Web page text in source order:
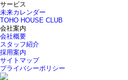
サービス
未来カレンダー
TOHO HOUSE CLUB
会社案内
会社概要
スタッフ紹介
採用案内
サイトマップ
プライバシーポリシー